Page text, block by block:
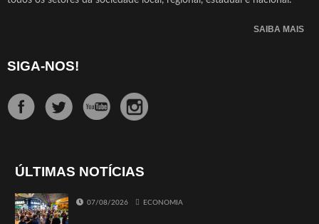
SAIBA MAIS
SIGA-NOS!
ÚLTIMAS NOTÍCIAS
07/08/2026 ECONOMIA